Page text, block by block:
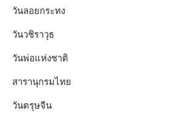
วันลอยกระทง
วันวชิราวุธ
วันพ่อแห่งชาติ
สารานุกรมไทย
วันตรุษจีน